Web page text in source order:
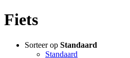
Fiets
Sorteer op Standaard
Standaard